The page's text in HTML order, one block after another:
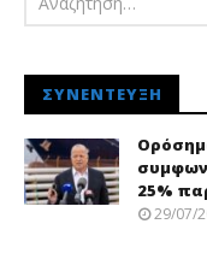
ΣΥΝΈΝΤΕΥΞΗ
25%
29/07/